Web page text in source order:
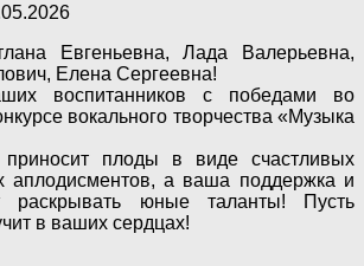
Евгеньевна, Лада Валерьевна,
Елена Сергеевна!
воспитанников с победами во
вокального творчества «Музыка
плоды в виде счастливых
аплодисментов, а ваша поддержка и
раскрывать юные таланты! Пусть
в ваших сердцах!